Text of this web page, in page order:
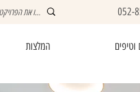
052-
המלצות